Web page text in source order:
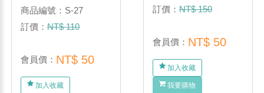
商品編號：S-27
訂價：NT$ 110
會員價： NT$ 50
加入收藏
訂價：NT$ 150
會員價： NT$ 50
加入收藏
我要購物